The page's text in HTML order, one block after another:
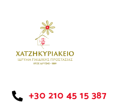
+30 210 45 15 387